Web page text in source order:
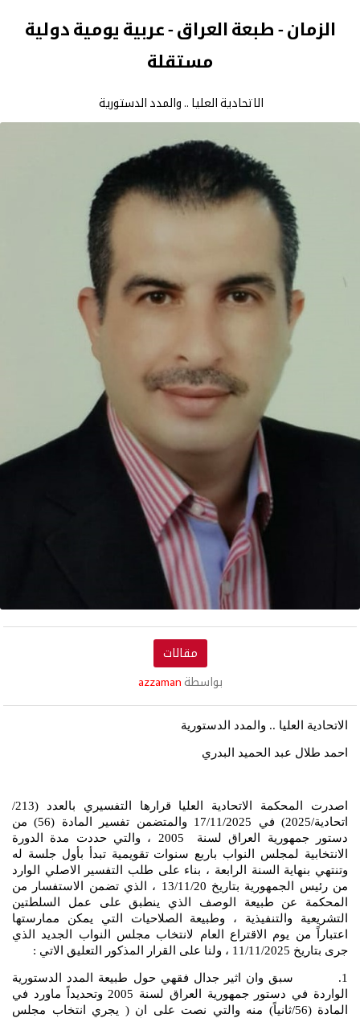
الزمان - طبعة العراق - عربية يومية دولية
مستقلة
الاتحادية العليا .. والمدد الدستورية
مقالات
بواسطة azzaman
الاتحادية العليا .. والمدد الدستورية
احمد طلال عبد الحميد البدري
اصدرت المحكمة الاتحادية العليا قرارها التفسيري بالعدد (213/
اتحادية/2025) في 17/11/2025 والمتضمن تفسير المادة (56) من
دستور جمهورية العراق لسنة 2005 ، والتي حددت مدة الدورة
الانتخابية لمجلس النواب باربع سنوات تقويمية تبدأ بأول جلسة له
وتنتهي بنهاية السنة الرابعة ، بناء على طلب التفسير الاصلي الوارد
من رئيس الجمهورية بتاريخ 13/11/20 ، الذي تضمن الاستفسار من
المحكمة عن طبيعة الوصف الذي ينطبق على عمل السلطتين
التشريعية والتنفيذية ، وطبيعة الصلاحيات التي يمكن ممارستها
اعتباراً من يوم الاقتراع العام لانتخاب مجلس النواب الجديد الذي
جرى بتاريخ 11/11/2025 ، ولنا على القرار المذكور التعليق الاتي :
1. سبق وان اثير جدال فقهي حول طبيعة المدد الدستورية
الواردة في دستور جمهورية العراق لسنة 2005 وتحديداً ماورد في
المادة (56/ثانياً) منه والتي نصت على ان ( يجري انتخاب مجلس